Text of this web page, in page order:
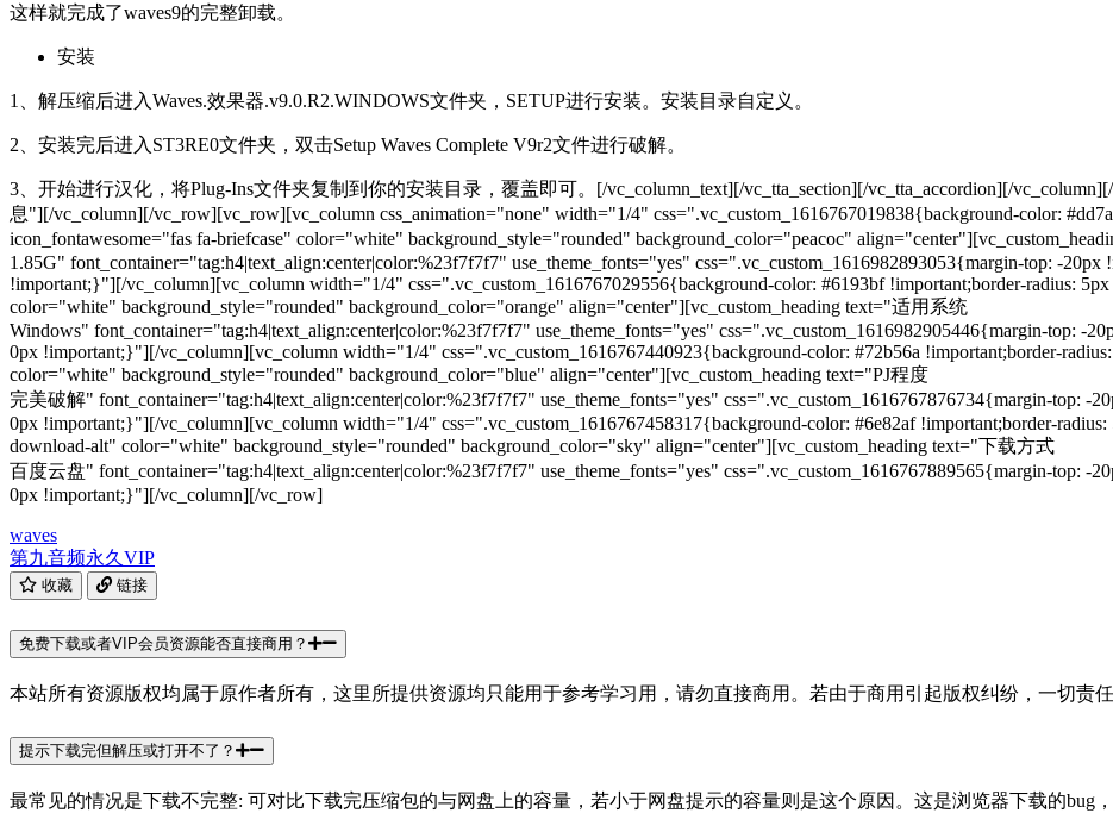
这样就完成了waves9的完整卸载。
安装
1、解压缩后进入Waves.效果器.v9.0.R2.WINDOWS文件夹，SETUP进行安装。安装目录自定义。
2、安装完后进入ST3RE0文件夹，双击Setup Waves Complete V9r2文件进行破解。
3、开始进行汉化，将Plug-Ins文件夹复制到你的安装目录，覆盖即可。[/vc_column_text][/vc_tta_section][/vc_tta_accordion][/
息"][/vc_column][/vc_row][vc_row][vc_column css_animation="none" width="1/4" css=".vc_custom_1616767019838{background-color:
icon_fontawesome="fas fa-briefcase" color="white" background_style="rounded" background_color="peacoc"
1.85G" font_container="tag:h4|text_align:center|color:%23f7f7f7" use_theme_fonts="yes" css=".vc_custom_1616982893053{margin-top: -
!important;}"][/vc_column][vc_column width="1/4" css=".vc_custom_1616767029556{background-color: #6193bf !important;border-radius:
color="white" background_style="rounded" background_color="orange" align="center"][vc_custom_heading text="适用系统
Windows" font_container="tag:h4|text_align:center|color:%23f7f7f7" use_theme_fonts="yes" css=".vc_custom_1616982905446{margin-top: -
0px !important;}"][/vc_column][vc_column width="1/4" css=".vc_custom_1616767440923{background-color: #72b56a !important;border-
color="white" background_style="rounded" background_color="blue" align="center"][vc_custom_heading text="PJ程度
完美破解" font_container="tag:h4|text_align:center|color:%23f7f7f7" use_theme_fonts="yes" css=".vc_custom_1616767876734{margin-top: -
0px !important;}"][/vc_column][vc_column width="1/4" css=".vc_custom_1616767458317{background-color: #6e82af !important;border-
download-alt" color="white" background_style="rounded" background_color="sky" align="center"][vc_custom_heading text="下载方式
百度云盘" font_container="tag:h4|text_align:center|color:%23f7f7f7" use_theme_fonts="yes" css=".vc_custom_1616767889565{margin-top: -
0px !important;}"][/vc_column][/vc_row]
waves
第九音频永久VIP
收藏 链接
免费下载或者VIP会员资源能否直接商用？
本站所有资源版权均属于原作者所有，这里所提供资源均只能用于参考学习用，请勿直接商用。若由于商用引起版权纠纷，一切责任
提示下载完但解压或打开不了？
最常见的情况是下载不完整: 可对比下载完压缩包的与网盘上的容量，若小于网盘提示的容量则是这个原因。这是浏览器下载的bug